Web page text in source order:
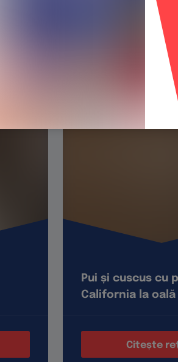
Pui și cuscus cu
California la oală
Citește